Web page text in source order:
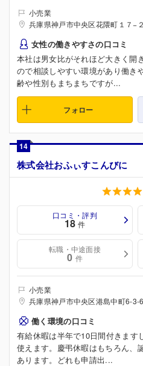
小売業
兵庫県神戸市中央区花隈町１７−
女性の働きやすさの口コミ
本社は男女比がそれほど大きく開
ので相談しやすい環境があり働き
齢や性別もまちまちですが...
フォロー
14
株式会社おふぃすこんびに
口コミ・評判
18 件
転職・中途面接
0 件
小売業
兵庫県神戸市中央区港島中町6-3-6
働く環境の口コミ
有給休暇は半年で10日間付きます
使えます。慶弔休暇はもちろん、
あります。どれも申請出...